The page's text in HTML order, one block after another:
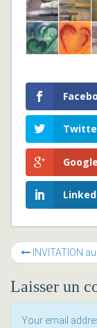
INVITATION au Forum ASC PME Magazine 2015 – Le
Laisser un
Your email